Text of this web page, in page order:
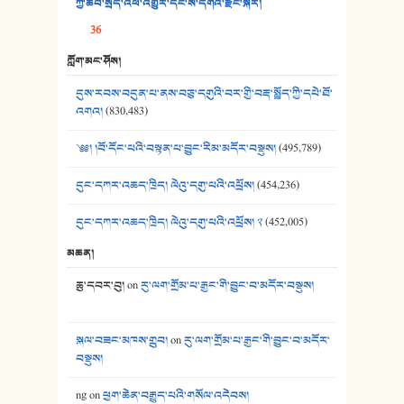
41. མཚན་ཚོགས་ཞབས་བྲོ་སྣ་མང་། - བོད་གཞས་ཕྱོགས་བསྒྲིགས།
36
ཀློག་མང་ཤོས།
དུས་རབས་བདུན་པ་ནས་བཅུ་དགུའི་བར་གྱི་བརྡ་སྤྲོད་ཀྱི་དཔེ་ཐོ་
འགའ།(830,483)
༄༅། །བོ་དོང་པའི་བསྟན་པ་བྱུང་རིམ་མདོར་བསྡུས།(495,789)
དུང་དཀར་འཆད་ཁྲིད། ལེའུ་དགུ་པའི་འཕྲོས།(454,236)
དུང་དཀར་འཆད་ཁྲིད། ལེའུ་དགུ་པའི་འཕྲོས། ༢(452,005)
མཆན།
ཆུ་དབར་བུ།onརུ་ལག་གྲོམ་པ་རྒྱང་གི་བྱུང་བ་མདོར་བསྡུས།
སྐལ་བཟང་མཁས་གྲུབ།onརུ་ལག་གྲོམ་པ་རྒྱང་གི་བྱུང་བ་མདོར་
བསྡུས།
ngonཕྱག་ཆེན་བརྒྱུད་པའི་གསོལ་འདེབས།